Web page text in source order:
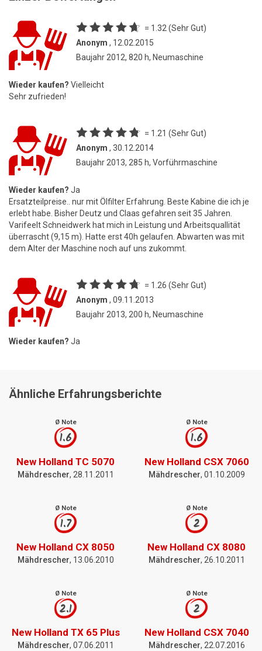
= 1.32 (Sehr Gut)
Anonym , 12.02.2015
Baujahr 2012, 820 h, Neumaschine
Wieder kaufen? Vielleicht
Sehr zufrieden!
= 1.21 (Sehr Gut)
Anonym , 30.12.2014
Baujahr 2013, 285 h, Vorführmaschine
Wieder kaufen? Ja
Ersatzteilpreise.. nur mit Ölfilter Erfahrung. Beste Kabine die ich je
erlebt habe. Bisher Deutz und Claas gefahren seit 35 Jahren.
Varifeelt Schneidwerk hat mich in Leistung und Arbeitsquallität
überrascht (9,15 m). Hatte erst 40h gelaufen. Abwarten was mit
dem Alter der Maschine noch auf uns zukommt.
= 1.26 (Sehr Gut)
Anonym , 09.11.2013
Baujahr 2013, 200 h, Neumaschine
Wieder kaufen? Ja
Ähnliche Erfahrungsberichte
Ø Note
1.6
New Holland TC 5070
Mähdrescher, 28.11.2011
Ø Note
1.6
New Holland CSX 7060
Mähdrescher, 01.10.2009
Ø Note
1.7
New Holland CX 8050
Mähdrescher, 13.06.2010
Ø Note
2
New Holland CX 8080
Mähdrescher, 26.10.2011
Ø Note
2.1
New Holland TX 65 Plus
Mähdrescher, 07.06.2011
Ø Note
2
New Holland CSX 7040
Mähdrescher, 22.07.2016